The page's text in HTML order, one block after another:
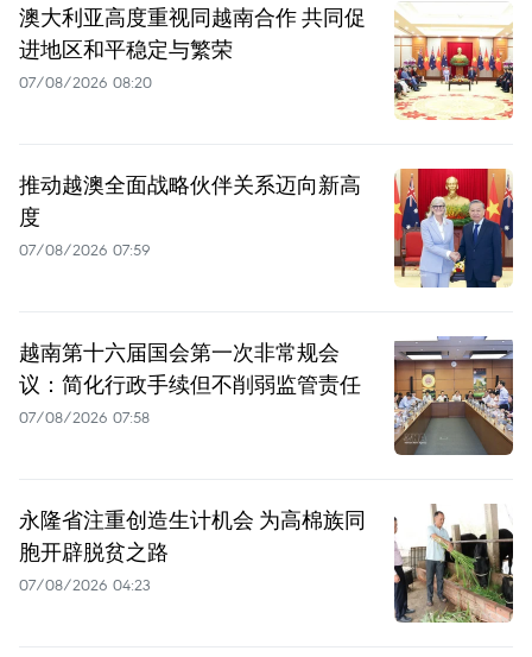
澳大利亚高度重视同越南合作 共同促
进地区和平稳定与繁荣
07/08/2026 08:20
推动越澳全面战略伙伴关系迈向新高
度
07/08/2026 07:59
越南第十六届国会第一次非常规会
议：简化行政手续但不削弱监管责任
07/08/2026 07:58
永隆省注重创造生计机会 为高棉族同
胞开辟脱贫之路
07/08/2026 04:23